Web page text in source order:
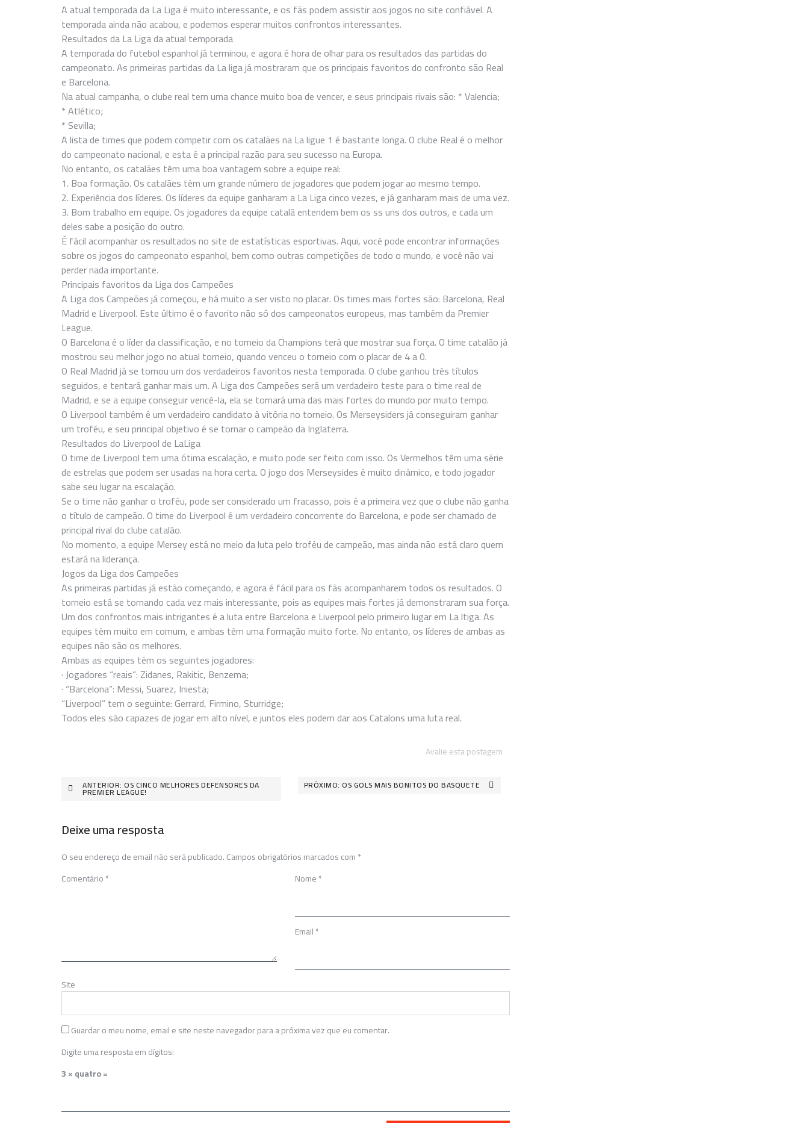
A atual temporada da La Liga é muito interessante, e os fãs podem assistir aos jogos no site confiável. A
temporada ainda não acabou, e podemos esperar muitos confrontos interessantes.
Resultados da La Liga da atual temporada
A temporada do futebol espanhol já terminou, e agora é hora de olhar para os resultados das partidas do
campeonato. As primeiras partidas da La liga já mostraram que os principais favoritos do confronto são Real
e Barcelona.
Na atual campanha, o clube real tem uma chance muito boa de vencer, e seus principais rivais são: * Valencia;
* Atlético;
* Sevilla;
A lista de times que podem competir com os catalães na La ligue 1 é bastante longa. O clube Real é o melhor
do campeonato nacional, e esta é a principal razão para seu sucesso na Europa.
No entanto, os catalães têm uma boa vantagem sobre a equipe real:
1. Boa formação. Os catalães têm um grande número de jogadores que podem jogar ao mesmo tempo.
2. Experiência dos líderes. Os líderes da equipe ganharam a La Liga cinco vezes, e já ganharam mais de uma vez.
3. Bom trabalho em equipe. Os jogadores da equipe catalã entendem bem os ss uns dos outros, e cada um
deles sabe a posição do outro.
É fácil acompanhar os resultados no site de estatísticas esportivas. Aqui, você pode encontrar informações
sobre os jogos do campeonato espanhol, bem como outras competições de todo o mundo, e você não vai
perder nada importante.
Principais favoritos da Liga dos Campeões
A Liga dos Campeões já começou, e há muito a ser visto no placar. Os times mais fortes são: Barcelona, Real
Madrid e Liverpool. Este último é o favorito não só dos campeonatos europeus, mas também da Premier
League.
O Barcelona é o líder da classificação, e no torneio da Champions terá que mostrar sua força. O time catalão já
mostrou seu melhor jogo no atual torneio, quando venceu o torneio com o placar de 4 a 0.
O Real Madrid já se tornou um dos verdadeiros favoritos nesta temporada. O clube ganhou três títulos
seguidos, e tentará ganhar mais um. A Liga dos Campeões será um verdadeiro teste para o time real de
Madrid, e se a equipe conseguir vencê-la, ela se tornará uma das mais fortes do mundo por muito tempo.
O Liverpool também é um verdadeiro candidato à vitória no torneio. Os Merseysiders já conseguiram ganhar
um troféu, e seu principal objetivo é se tornar o campeão da Inglaterra.
Resultados do Liverpool de LaLiga
O time de Liverpool tem uma ótima escalação, e muito pode ser feito com isso. Os Vermelhos têm uma série
de estrelas que podem ser usadas na hora certa. O jogo dos Merseysides é muito dinâmico, e todo jogador
sabe seu lugar na escalação.
Se o time não ganhar o troféu, pode ser considerado um fracasso, pois é a primeira vez que o clube não ganha
o título de campeão. O time do Liverpool é um verdadeiro concorrente do Barcelona, e pode ser chamado de
principal rival do clube catalão.
No momento, a equipe Mersey está no meio da luta pelo troféu de campeão, mas ainda não está claro quem
estará na liderança.
Jogos da Liga dos Campeões
As primeiras partidas já estão começando, e agora é fácil para os fãs acompanharem todos os resultados. O
torneio está se tornando cada vez mais interessante, pois as equipes mais fortes já demonstraram sua força.
Um dos confrontos mais intrigantes é a luta entre Barcelona e Liverpool pelo primeiro lugar em La ltiga. As
equipes têm muito em comum, e ambas têm uma formação muito forte. No entanto, os líderes de ambas as
equipes não são os melhores.
Ambas as equipes têm os seguintes jogadores:
· Jogadores “reais”: Zidanes, Rakitic, Benzema;
· “Barcelona”: Messi, Suarez, Iniesta;
“Liverpool” tem o seguinte: Gerrard, Firmino, Sturridge;
Todos eles são capazes de jogar em alto nível, e juntos eles podem dar aos Catalons uma luta real.
Avalie esta postagem
Navegação
artigos
ANTERIOR: OS CINCO MELHORES DEFENSORES DA
PREMIER LEAGUE!
PRÓXIMO: OS GOLS MAIS BONITOS DO BASQUETE
Deixe uma resposta
O seu endereço de email não será publicado.Campos obrigatórios marcados com*
Comentário* Nome*
Email*
Site
Guardar o meu nome, email e site neste navegador para a próxima vez que eu comentar.
Digite uma resposta em dígitos:
3 × quatro =